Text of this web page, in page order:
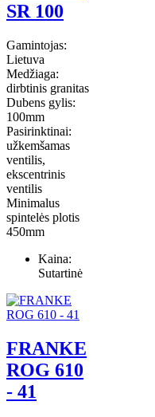
SR 100
Gamintojas:
Lietuva
Medžiaga:
dirbtinis granitas
Dubens gylis:
100mm
Pasirinktinai:
užkemšamas
ventilis,
ekscentrinis
ventilis
Minimalus
spintelės plotis
450mm
Kaina:
Sutartinė
FRANKE
ROG 610
- 41